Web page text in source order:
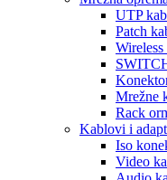
UTP
Patch
Mrežne
Rack
Kablovi i
Iso
Video